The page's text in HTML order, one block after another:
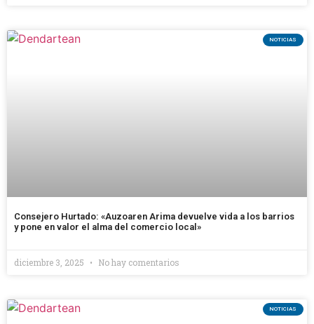
NOTICIAS
Consejero Hurtado: «Auzoaren Arima devuelve vida a los barrios
y pone en valor el alma del comercio local»
diciembre 3, 2025 No hay comentarios
NOTICIAS